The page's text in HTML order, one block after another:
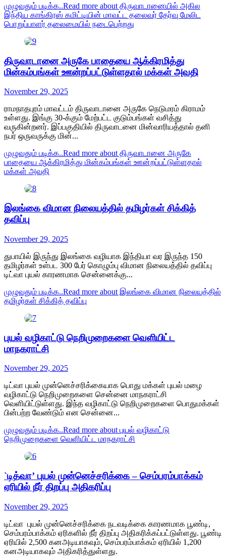
முழுவதும் படிக்க..Read more about திருவாடானையில் அகில
இந்திய காங்கிரஸ் கமிட்டியின் மாவட்ட தலைவர் தேர்வு மேலிட
பொறுப்பாளர் தலைமையில் நடைபெற்றது
திருவாடானை அருகே பாதையை ஆக்கிரமித்து
மின்கம்பங்கள் ஊன்றப்பட்டுள்ளதால் மக்கள் அவதி
November 29, 2025
ராமநாதபுரம் மாவட்டம் திருவாடானை அருகே நெடுமரம் கிராமம்
உள்ளது. இங்கு 30-க்கும் மேற்பட்ட குடும்பங்கள் வசித்து
வருகின்றனர். இப்பகுதியில் திருவாடனை மின்வாரியத்தால் தனி
நபர் ஒருவருக்கு மின்...
முழுவதும் படிக்க..Read more about திருவாடானை அருகே
பாதையை ஆக்கிரமித்து மின்கம்பங்கள் ஊன்றப்பட்டுள்ளதால்
மக்கள் அவதி
இலங்கை விமான நிலையத்தில் தமிழர்கள் சிக்கித்
தவிப்பு
November 29, 2025
துபாயில் இருந்து இலங்கை வழியாக இந்தியா வர இருந்த 150
தமிழர்கள் உள்பட 300 பேர் கொழும்பு விமான நிலையத்தில் தவிப்பு
டிட்வா புயல் காரணமாக சென்னைக்கு...
முழுவதும் படிக்க..Read more about இலங்கை விமான நிலையத்தில்
தமிழர்கள் சிக்கித் தவிப்பு
புயல் வழிகாட்டு நெறிமுறைகளை வெளியிட்ட
மாநகராட்சி
November 29, 2025
டிட்வா புயல் முன்னெச்சரிக்கையாக பொது மக்கள் புயல் மழை
வழிகாட்டு நெறிமுறைகளை சென்னை மாநகராட்சி
வெளியிட்டுள்ளது. இந்த வழிகாட்டு நெறிமுறைகளை பொதுமக்கள்
பின்பற்ற வேண்டும் என சென்னை...
முழுவதும் படிக்க..Read more about புயல் வழிகாட்டு
நெறிமுறைகளை வெளியிட்ட மாநகராட்சி
`டித்வா’ புயல் முன்னெச்சரிக்கை – செம்பரம்பாக்கம்
ஏரியில் நீர் திறப்பு அதிகரிப்பு
November 29, 2025
டிட்வா புயல் முன்னெச்சரிக்கை நடவடிக்கை காரணமாக பூண்டி,
செம்பரம்பாக்கம் ஏரிகளில் நீர் திறப்பு அதிகரிக்கப்பட்டுள்ளது. பூண்டி
ஏரியில் 2,500 கனஅடியாகவும், செம்பரம்பாக்கம் ஏரியில் 1,200
கனஅடியாகவும் அதிகரித்துள்ளது.